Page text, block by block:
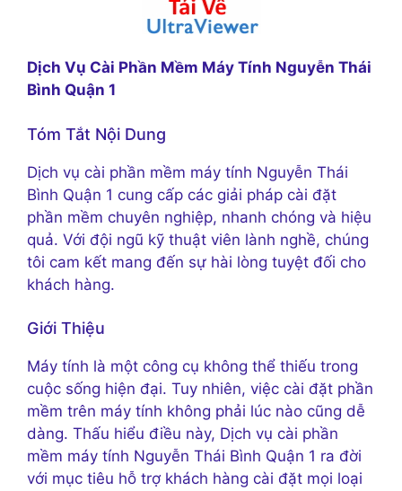
Dịch Vụ Cài Phần Mềm Máy Tính Nguyễn Thái
Bình Quận 1
Tóm Tắt Nội Dung
Dịch vụ cài phần mềm máy tính Nguyễn Thái
Bình Quận 1 cung cấp các giải pháp cài đặt
phần mềm chuyên nghiệp, nhanh chóng và hiệu
quả. Với đội ngũ kỹ thuật viên lành nghề, chúng
tôi cam kết mang đến sự hài lòng tuyệt đối cho
khách hàng.
Giới Thiệu
Máy tính là một công cụ không thể thiếu trong
cuộc sống hiện đại. Tuy nhiên, việc cài đặt phần
mềm trên máy tính không phải lúc nào cũng dễ
dàng. Thấu hiểu điều này, Dịch vụ cài phần
mềm máy tính Nguyễn Thái Bình Quận 1 ra đời
với mục tiêu hỗ trợ khách hàng cài đặt mọi loại